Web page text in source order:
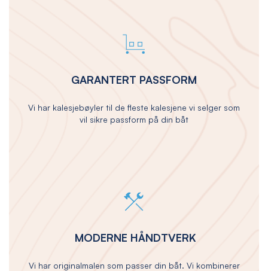
GARANTERT PASSFORM
Vi har kalesjebøyler til de fleste kalesjene vi selger som
vil sikre passform på din båt
MODERNE HÅNDTVERK
Vi har originalmalen som passer din båt. Vi kombinerer